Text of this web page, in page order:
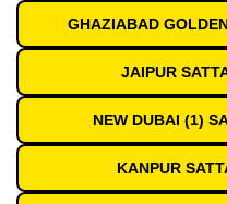
GHAZIABAD
JAIPUR
NEW DUBAI (1)
KANPUR